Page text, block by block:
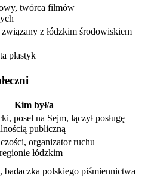
twórca filmów
z łódzkim środowiskiem
plastyk
Kim był/a
poseł na Sejm, łączył posługę
publiczną
organizator ruchu
łódzkim
badaczka polskiego piśmiennictwa